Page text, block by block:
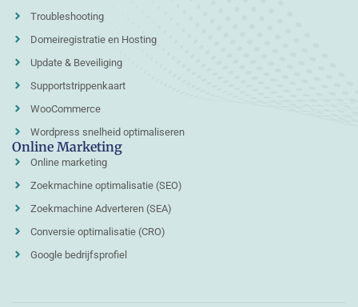
Troubleshooting
Domeiregistratie en Hosting
Update & Beveiliging
Supportstrippenkaart
WooCommerce
Wordpress snelheid optimaliseren
Online Marketing
Online marketing
Zoekmachine optimalisatie (SEO)
Zoekmachine Adverteren (SEA)
Conversie optimalisatie (CRO)
Google bedrijfsprofiel